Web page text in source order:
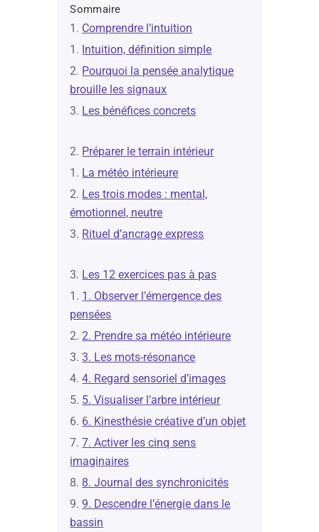
Sommaire
Comprendre l’intuition
Intuition, définition simple
Pourquoi la pensée analytique
brouille les signaux
Les bénéfices concrets
Préparer le terrain intérieur
La météo intérieure
Les trois modes : mental,
émotionnel, neutre
Rituel d’ancrage express
Les 12 exercices pas à pas
1. Observer l’émergence des
pensées
2. Prendre sa météo intérieure
3. Les mots-résonance
4. Regard sensoriel d’images
5. Visualiser l’arbre intérieur
6. Kinesthésie créative d’un objet
7. Activer les cinq sens
imaginaires
8. Journal des synchronicités
9. Descendre l’énergie dans le
bassin